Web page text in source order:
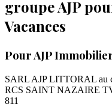
groupe AJP
Vacances
Pour AJP
SARL AJP LITTORAL au
RCS SAINT NAZAIRE
811